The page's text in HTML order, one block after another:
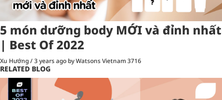
5 món dưỡng body MỚI và đỉnh nhất
| Best Of 2022
Xu Hướng/3 years ago by Watsons Vietnam3716
RELATED BLOG